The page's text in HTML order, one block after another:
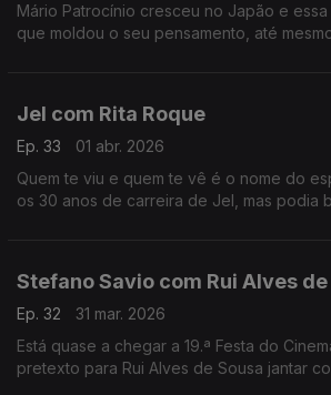
Mário Patrocínio cresceu no Japão e
que moldou o seu pensamento, até
Jel com Rita Roque
Ep. 33
01 abr. 2026
Quem te viu e quem te vê é o nome do
os 30 anos de carreira de Jel, mas podia
Stefano Savio com Rui Alves de
Ep. 32
31 mar. 2026
Está quase a chegar a 19.ª Festa do
pretexto para Rui Alves de Sousa jantar